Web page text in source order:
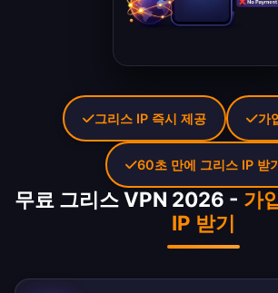
무료 그리스 VPN 2026 - 가
IP 받기
그리스 IP 즉시 제공 가
60초 만에 그리스 IP 받